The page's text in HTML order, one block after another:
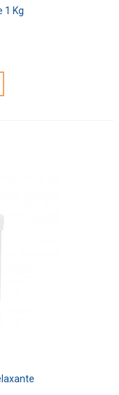
1 Kg